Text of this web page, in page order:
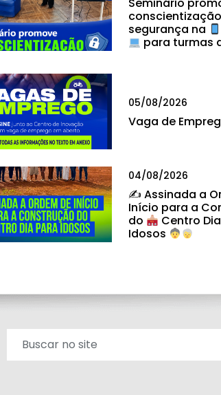
Seminário
segurança na
para turmas
05/08/2026
Vaga de
04/08/2026
✍ Assinada a
Início para a
do
Centro
Idosos